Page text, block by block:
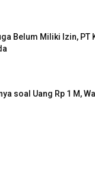
Belum Miliki Izin, PT
soal Uang Rp 1 M,